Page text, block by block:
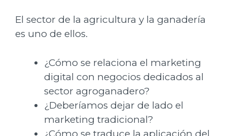
El sector de la agricultura y la ganadería
es uno de ellos.
¿Cómo se relaciona el marketing
digital con negocios dedicados al
sector agroganadero?
¿Deberíamos dejar de lado el
marketing tradicional?
¿Cómo se traduce la aplicación del